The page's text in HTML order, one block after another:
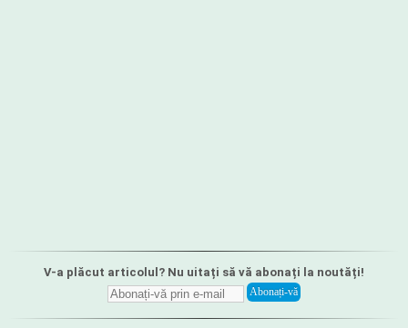
V-a plăcut articolul? Nu uitați să vă abonați la noutăți!